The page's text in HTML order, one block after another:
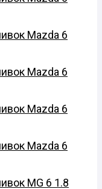
Mazda 6
Mazda 6
Mazda 6
Mazda 6
MG 6 1.8